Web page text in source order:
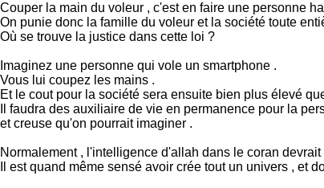
Couper la main du voleur , c'est en faire une personne
On punie donc la famille du voleur et la société toute
Où se trouve la justice dans cette loi ?
Imaginez une personne qui vole un smartphone .
Vous lui coupez les mains .
Et le cout pour la société sera ensuite bien plus élevé
Il faudra des auxiliaire de vie en permanence pour la
et creuse qu'on pourrait imaginer .
Normalement , l'intelligence d'allah dans le coran
Il est quand même sensé avoir crée tout un univers , et